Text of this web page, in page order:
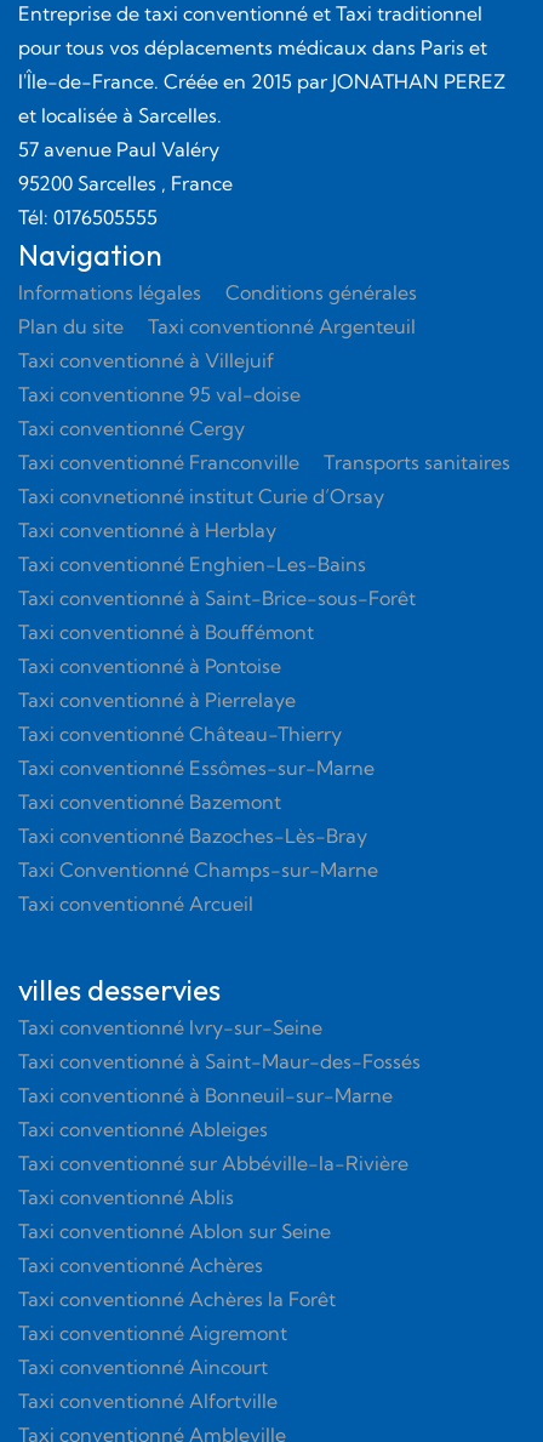
Entreprise de taxi conventionné et Taxi traditionnel
pour tous vos déplacements médicaux dans Paris et
l'Île-de-France. Créée en 2015 par JONATHAN PEREZ
et localisée à Sarcelles.
57 avenue Paul Valéry
95200 Sarcelles , France
Tél: 0176505555
Navigation
Informations légales
Conditions générales
Plan du site
Taxi conventionné Argenteuil
Taxi conventionné à Villejuif
Taxi conventionne 95 val-doise
Taxi conventionné Cergy
Taxi conventionné Franconville
Transports sanitaires
Taxi convnetionné institut Curie d’Orsay
Taxi conventionné à Herblay
Taxi conventionné Enghien-Les-Bains
Taxi conventionné à Saint-Brice-sous-Forêt
Taxi conventionné à Bouffémont
Taxi conventionné à Pontoise
Taxi conventionné à Pierrelaye
Taxi conventionné Château-Thierry
Taxi conventionné Essômes-sur-Marne
Taxi conventionné Bazemont
Taxi conventionné Bazoches-Lès-Bray
Taxi Conventionné Champs-sur-Marne
Taxi conventionné Arcueil
villes desservies
Taxi conventionné Ivry-sur-Seine
Taxi conventionné à Saint-Maur-des-Fossés
Taxi conventionné à Bonneuil-sur-Marne
Taxi conventionné Ableiges
Taxi conventionné sur Abbéville-la-Rivière
Taxi conventionné Ablis
Taxi conventionné Ablon sur Seine
Taxi conventionné Achères
Taxi conventionné Achères la Forêt
Taxi conventionné Aigremont
Taxi conventionné Aincourt
Taxi conventionné Alfortville
Taxi conventionné Ambleville